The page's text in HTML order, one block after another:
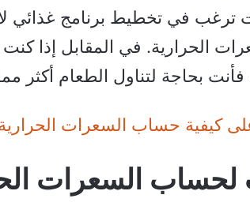
ترغب في تخطيط برنامج غذائي
الحرارية. في المقابل إذا
فأنت بحاجة لتناول الطعام
كيفية حساب السعرات الحرارية
لحساب السعرات